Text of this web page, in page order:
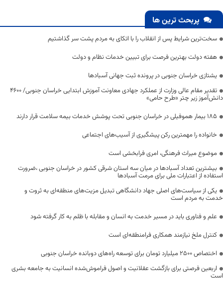
پربحث ترین ها
سخت‌ترین شرایط پس از انقلاب را با اتکای به مردم پشت سر گذاشتیم
هفته دولت بهترین فرصت برای تبیین خدمات نظام و دولت
یشتازی خراسان جنوبی در پرونده ثبت جهانی آسبادها
تقدیر مقام عالی وزارت از عملکرد جهادی معاونت آموزش ابتدایی خراسان جنوبی/ ۴۶۰۰
دانش‌آموز زیر چتر «طرح حامی»
۱۸۵ بیمار هموفیلی در خراسان جنوبی تحت پوشش خدمات بیمه سلامت قرار دارند
خانواده را مهمترین رکن پیشگیری از آسیب‌های اجتماعی
موضوع میراث فرهنگی، امری فرابخشی است
بیشترین تعداد آسبادها در میان سه استان شرقی کشور در خراسان جنوبی ،ضرورت
استفاده از اعتبارات ملی برای مرمت آسبادها
یکی از سیاست‌های اصلی جهاد دانشگاهی تبدیل مزیت‌های منطقه‌ای به ثروت و
خدمت به مردم است
علم و فناوری باید در مسیر خدمت به انسان و مقابله با ظلم به کار گرفته شود
کنترل ملخ نیازمند همکاری فرامنطقه‌ای است
اختصاص 2500 میلیارد تومان برای توسعه راه‌های دوبانده خراسان جنوبی
اربعین فرصتی برای بازگشت عقلانیت و اصول فراموش‌شده انسانیت به جامعه بشری
است